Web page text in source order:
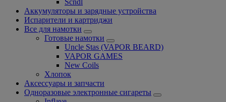
Scndl
Аккумуляторы и зарядные устройства
Испарители и картриджи
Все для намотки
Готовые намотки
Uncle Stas (VAPOR BEARD)
VAPOR GAMES
New Coils
Хлопок
Аксессуары и запчасти
Одноразовые электронные сигареты